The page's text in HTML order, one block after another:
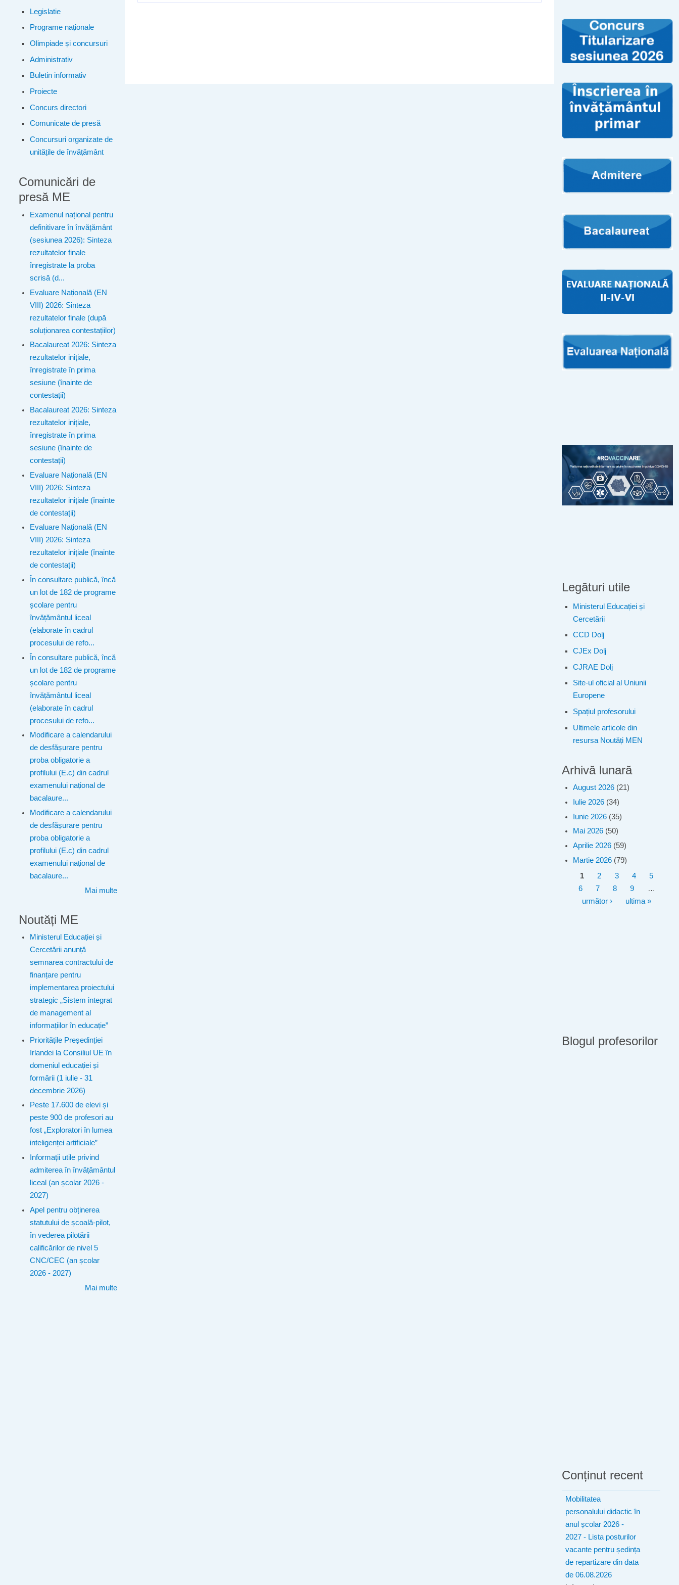
Legislatie
Programe naționale
Olimpiade și concursuri
Administrativ
Buletin informativ
Proiecte
Concurs directori
Comunicate de presă
Concursuri organizate de
unitățile de învățământ
Comunicări de
presă ME
Examenul național pentru
definitivare în învățământ
(sesiunea 2026): Sinteza
rezultatelor finale
înregistrate la proba
scrisă (d...
Evaluare Națională (EN
VIII) 2026: Sinteza
rezultatelor finale (după
soluționarea contestațiilor)
Bacalaureat 2026: Sinteza
rezultatelor inițiale,
înregistrate în prima
sesiune (înainte de
contestații)
Bacalaureat 2026: Sinteza
rezultatelor inițiale,
înregistrate în prima
sesiune (înainte de
contestații)
Evaluare Națională (EN
VIII) 2026: Sinteza
rezultatelor inițiale (înainte
de contestații)
Evaluare Națională (EN
VIII) 2026: Sinteza
rezultatelor inițiale (înainte
de contestații)
În consultare publică, încă
un lot de 182 de programe
școlare pentru
învățământul liceal
(elaborate în cadrul
procesului de refo...
În consultare publică, încă
un lot de 182 de programe
școlare pentru
învățământul liceal
(elaborate în cadrul
procesului de refo...
Modificare a calendarului
de desfășurare pentru
proba obligatorie a
profilului (E.c) din cadrul
examenului național de
bacalaure...
Modificare a calendarului
de desfășurare pentru
proba obligatorie a
profilului (E.c) din cadrul
examenului național de
bacalaure...
Mai multe
Noutăți ME
Ministerul Educației și
Cercetării anunță
semnarea contractului de
finanțare pentru
implementarea proiectului
strategic „Sistem integrat
de management al
informațiilor în educație”
Prioritățile Președinției
Irlandei la Consiliul UE în
domeniul educației și
formării (1 iulie - 31
decembrie 2026)
Peste 17.600 de elevi și
peste 900 de profesori au
fost „Exploratori în lumea
inteligenței artificiale”
Informații utile privind
admiterea în învățământul
liceal (an școlar 2026 -
2027)
Apel pentru obținerea
statutului de școală-pilot,
în vederea pilotării
calificărilor de nivel 5
CNC/CEC (an școlar
2026 - 2027)
Mai multe
Legături utile
Ministerul Educației și
Cercetării
CCD Dolj
CJEx Dolj
CJRAE Dolj
Site-ul oficial al Uniunii
Europene
Spațiul profesorului
Ultimele articole din
resursa Noutăți MEN
Arhivă lunară
August 2026 (21)
Iulie 2026 (34)
Iunie 2026 (35)
Mai 2026 (50)
Aprilie 2026 (59)
Martie 2026 (79)
Pagini
1 2 3 4
5
6
7 8 9
…
următor ›
ultima »
Blogul profesorilor
Conținut recent
Mobilitatea
personalului didactic în
anul școlar 2026 -
2027 - Lista posturilor
vacante pentru ședința
de repartizare din data
de 06.08.2026